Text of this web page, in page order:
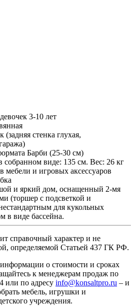
3-10 лет
стенка глухая,
Барби (25-30 см)
собранном виде: 135 см. Вес: 26 кг
мебели и игровых аксессуаров
и яркий дом, оснащенный 2-мя
(торшер с подсветкой и
для кукольных
в виде бассейна.
справочный характер и не
определяемой Статьей 437 ГК РФ.
о стоимости и сроках
к менеджерам продаж по
или по адресу info@konsaltpro.ru – и
мебель, игрушки и
учреждения.